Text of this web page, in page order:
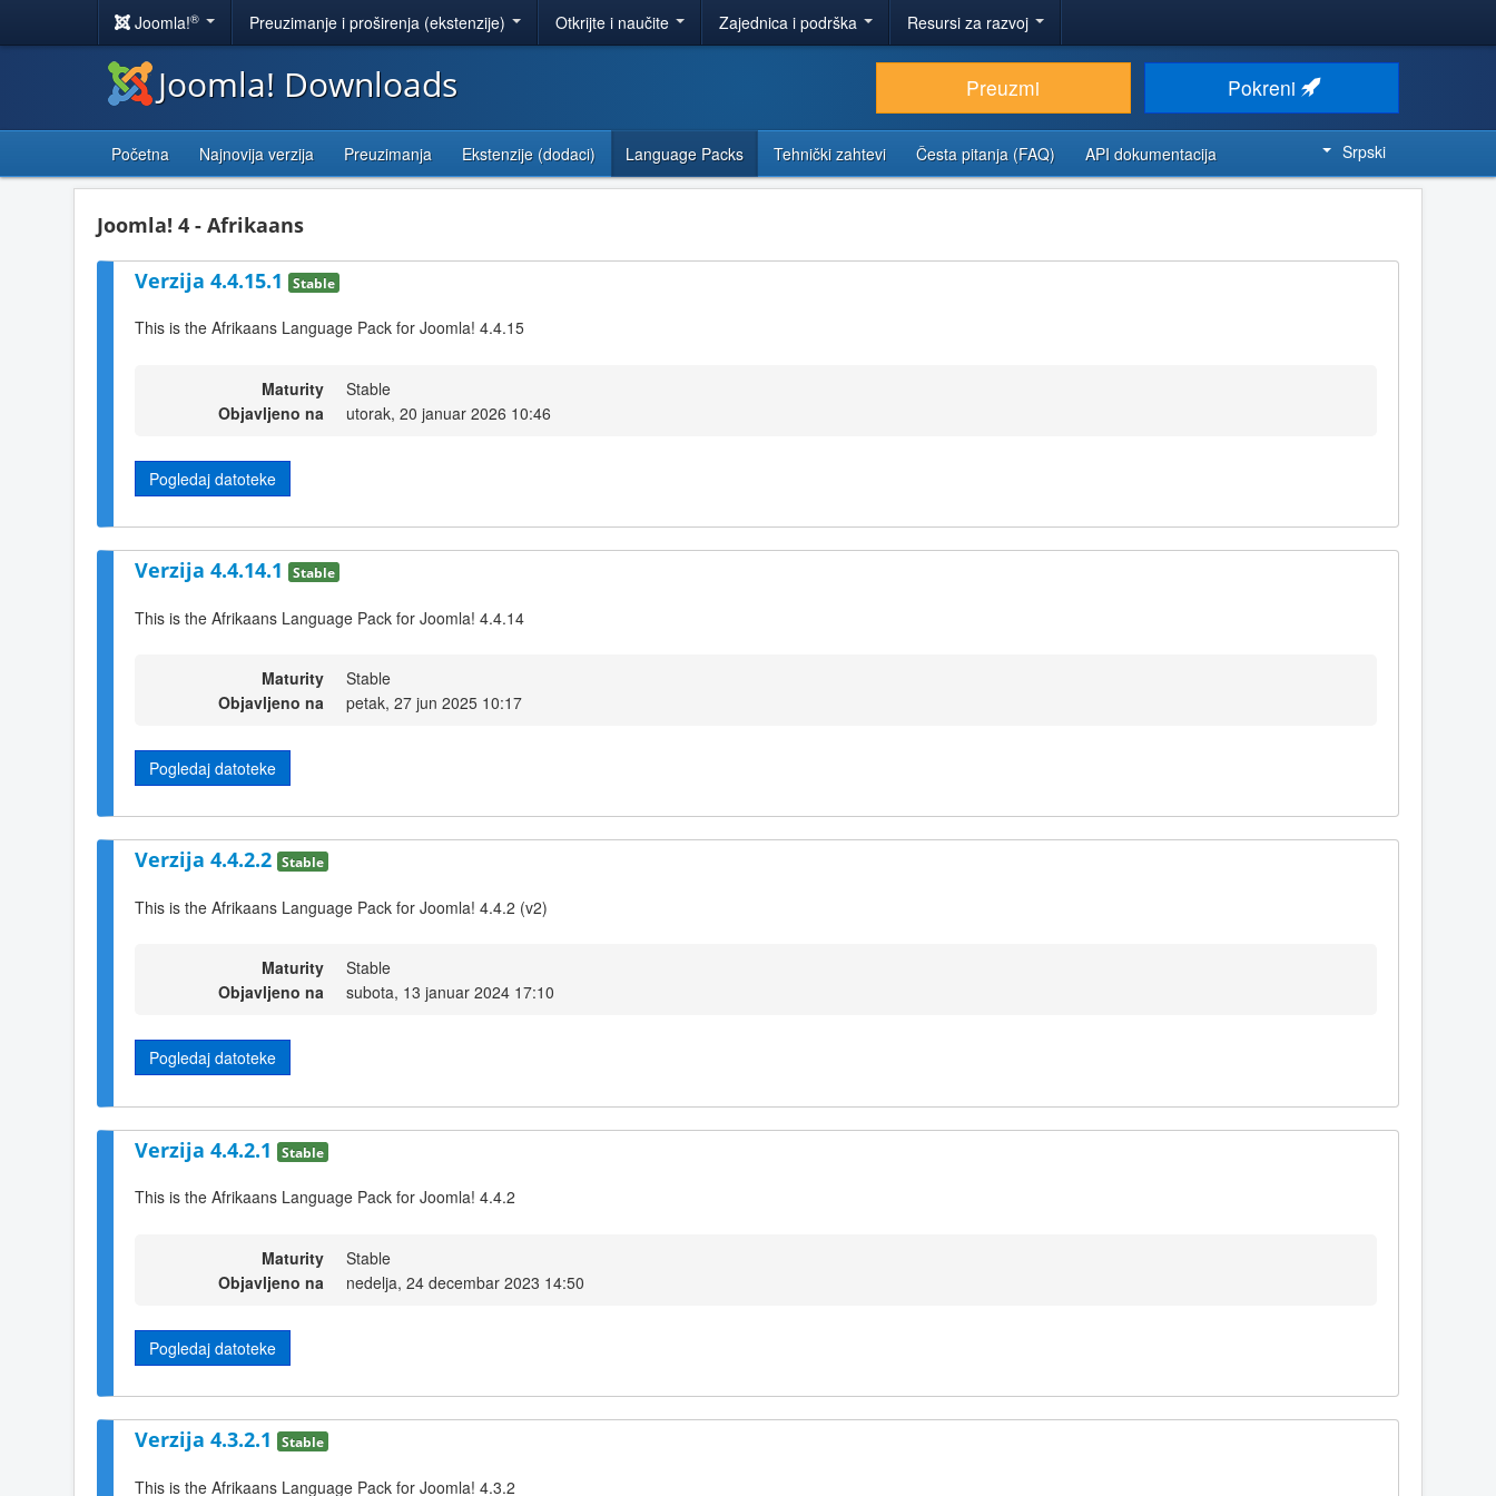
Joomla!® Preuzimanje i proširenja (ekstenzije) Otkrijte i naučite Zajednica i podrška Resursi za razvoj
Joomla! Downloads Preuzmi Pokreni
Početna Najnovija verzija Preuzimanja Ekstenzije (dodaci) Language Packs Tehnički zahtevi Česta pitanja (FAQ) API dokumentacija Srpski
Joomla! 4 - Afrikaans
Verzija 4.4.15.1 Stable
This is the Afrikaans Language Pack for Joomla! 4.4.15
Maturity
Stable
Objavljeno na
utorak, 20 januar 2026 10:46
Pogledaj datoteke
Verzija 4.4.14.1 Stable
This is the Afrikaans Language Pack for Joomla! 4.4.14
Maturity
Stable
Objavljeno na
petak, 27 jun 2025 10:17
Pogledaj datoteke
Verzija 4.4.2.2 Stable
This is the Afrikaans Language Pack for Joomla! 4.4.2 (v2)
Maturity
Stable
Objavljeno na
subota, 13 januar 2024 17:10
Pogledaj datoteke
Verzija 4.4.2.1 Stable
This is the Afrikaans Language Pack for Joomla! 4.4.2
Maturity
Stable
Objavljeno na
nedelja, 24 decembar 2023 14:50
Pogledaj datoteke
Verzija 4.3.2.1 Stable
This is the Afrikaans Language Pack for Joomla! 4.3.2